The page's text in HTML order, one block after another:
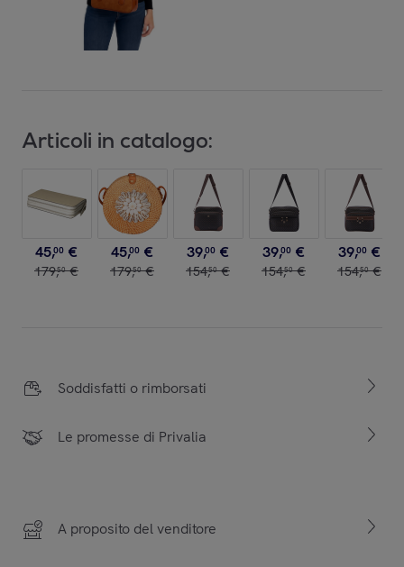
Articoli in catalogo:
45,00 €
179,50 €
45,00 €
179,50 €
39,00 €
154,50 €
39,00 €
154,50 €
39,00 €
154,50 €
Soddisfatti o rimborsati
Le promesse di Privalia
A proposito del venditore